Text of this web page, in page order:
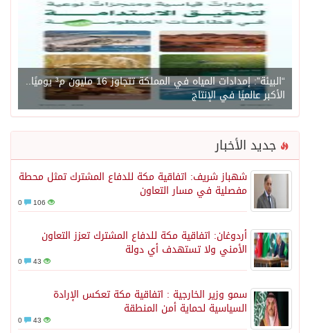
“البيئة”: إمدادات المياه في المملكة تتجاوز 16 مليون م³ يوميًا..
الأكبر عالميًا في الإنتاج
جديد الأخبار
شهباز شريف: اتفاقية مكة للدفاع المشترك تمثل محطة
مفصلية في مسار التعاون
106
أردوغان: اتفاقية مكة للدفاع المشترك تعزز التعاون
الأمني ولا تستهدف أي دولة
43
سمو وزير الخارجية : اتفاقية مكة تعكس الإرادة
السياسية لحماية أمن المنطقة
43